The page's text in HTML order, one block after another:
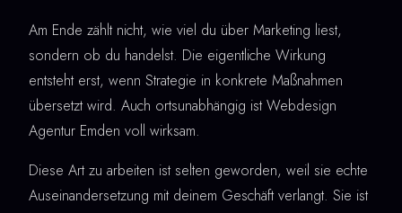
Am Ende zählt nicht, wie viel du über Marketing liest,
sondern ob du handelst. Die eigentliche Wirkung
entsteht erst, wenn Strategie in konkrete Maßnahmen
übersetzt wird. Auch ortsunabhängig ist Webdesign
Agentur Emden voll wirksam.
Diese Art zu arbeiten ist selten geworden, weil sie echte
Auseinandersetzung mit deinem Geschäft verlangt. Sie ist